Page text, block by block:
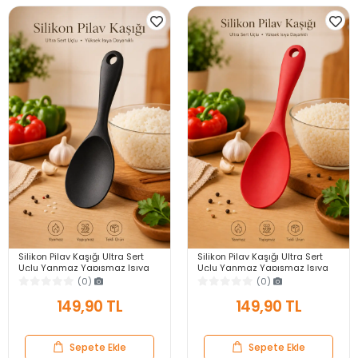
Silikon Pilav Kaşığı Ultra Sert
Uçlu Yanmaz Yapışmaz Isıya
Dayanıklı Siyah Servis Yemek
(0)
149,90 TL
Sepete Ekle
Silikon Pilav Kaşığı Ultra Sert
Uçlu Yanmaz Yapışmaz Isıya
Dayanıklı Kırmızı Servis Yemek
(0)
149,90 TL
Sepete Ekle